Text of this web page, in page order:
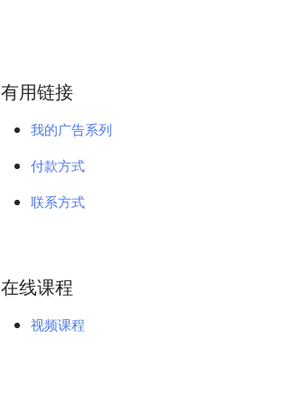
有用链接
我的广告系列
付款方式
联系方式
在线课程
视频课程